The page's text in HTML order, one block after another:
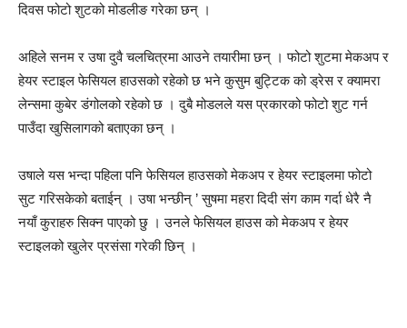
दिवस फोटो शुटको मोडलीङ गरेका छन् ।
अहिले सनम र उषा दुवै चलचित्रमा आउने तयारीमा छन् । फोटो शुटमा मेकअप र
हेयर स्टाइल फेसियल हाउसको रहेको छ भने कुसुम बुट्टिक को ड्रेस र क्यामरा
लेन्समा कुबेर डंगोलको रहेको छ । दुबै मोडलले यस प्रकारको फोटो शुट गर्न
पाउँदा खुसिलागको बताएका छन् ।
उषाले यस भन्दा पहिला पनि फेसियल हाउसको मेकअप र हेयर स्टाइलमा फोटो
सुट गरिसकेको बताईन् । उषा भन्छीन् ’ सुषमा महरा दिदी संग काम गर्दा धेरै नै
नयाँ कुराहरु सिक्न पाएको छु । उनले फेसियल हाउस को मेकअप र हेयर
स्टाइलको खुलेर प्रसंसा गरेकी छिन् ।